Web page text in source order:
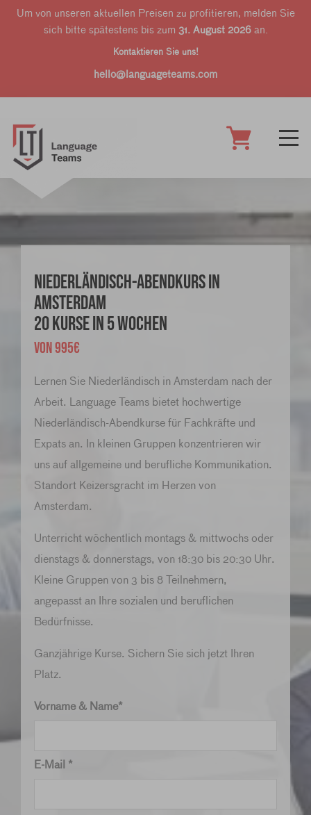
Um von unseren aktuellen Preisen zu profitieren, melden Sie
sich bitte spätestens bis zum 31. August 2026an.
Kontaktieren Sie uns!
hello@languageteams.com
Vorname & Name*
E-Mail *
Lernen Sie Niederländisch in Amsterdam nach der
Arbeit. Language Teams bietet hochwertige
Niederländisch-Abendkurse für Fachkräfte und
Expats an. In kleinen Gruppen konzentrieren wir
uns auf allgemeine und berufliche Kommunikation.
Standort Keizersgracht im Herzen von
Amsterdam.
Unterricht wöchentlich montags & mittwochs oder
dienstags & donnerstags, von 18:30 bis 20:30 Uhr.
Kleine Gruppen von 3 bis 8 Teilnehmern,
angepasst an Ihre sozialen und beruflichen
Bedürfnisse.
Ganzjährige Kurse. Sichern Sie sich jetzt Ihren
Platz.
Niederländisch-Abendkurs in
Amsterdam
20 Kurse in 5 Wochen
VON 995€